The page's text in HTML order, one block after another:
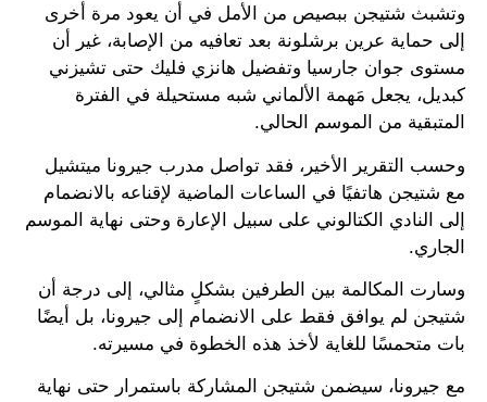
وتشبث شتيجن ببصيص من الأمل في أن يعود مرة أخرى
إلى حماية عرين برشلونة بعد تعافيه من الإصابة، غير أن
مستوى جوان جارسيا وتفضيل هانزي فليك حتى تشيزني
كبديل، يجعل مَهمة الألماني شبه مستحيلة في الفترة
المتبقية من الموسم الحالي.
وحسب التقرير الأخير، فقد تواصل مدرب جيرونا ميتشيل
مع شتيجن هاتفيًا في الساعات الماضية لإقناعه بالانضمام
إلى النادي الكتالوني على سبيل الإعارة وحتى نهاية الموسم
الجاري.
وسارت المكالمة بين الطرفين بشكلٍ مثالي، إلى درجة أن
شتيجن لم يوافق فقط على الانضمام إلى جيرونا، بل أيضًا
بات متحمسًا للغاية لأخذ هذه الخطوة في مسيرته.
مع جيرونا، سيضمن شتيجن المشاركة باستمرار حتى نهاية